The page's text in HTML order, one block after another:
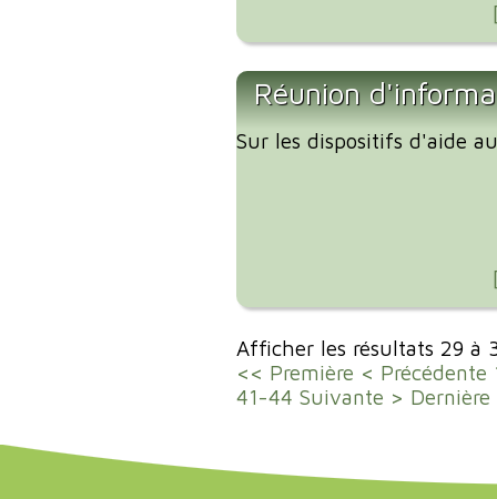
Réunion
Sur les dispositifs d'aide
Afficher les résultats 29 à
<< Première < Précédente
41-44 Suivante >